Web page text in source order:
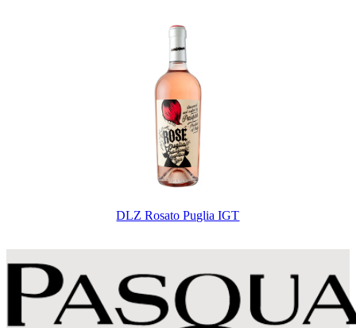
DLZ Rosato Puglia IGT